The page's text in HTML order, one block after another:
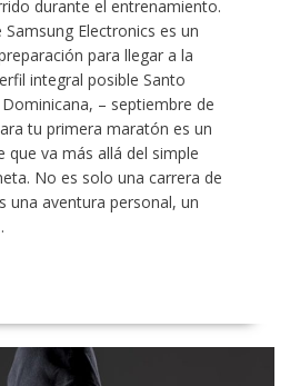
durante el entrenamiento.
Electronics es un
para llegar a la
integral posible Santo
– septiembre de
tu primera maratón es un
que va más allá del simple
No es solo una carrera de
una aventura personal, un